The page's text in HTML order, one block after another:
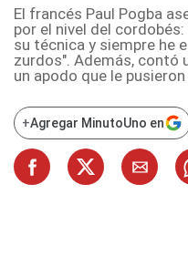
El francés Paul Pogba
por el nivel del
su técnica y siempre he
zurdos". Además, contó
un apodo que le
+Agregar MinutoUno en